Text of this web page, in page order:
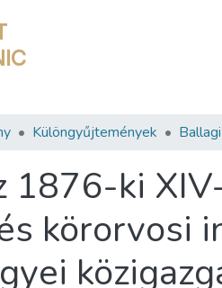
Különgyűjtemények
1876-ki
körorvosi